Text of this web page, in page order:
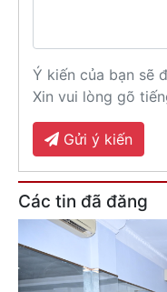
Ý kiến của bạn sẽ
Xin vui lòng gõ
Gửi ý kiến
Các tin đã đăng